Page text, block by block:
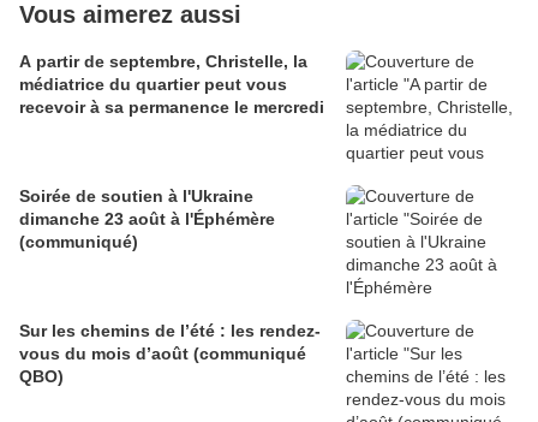
Vous aimerez aussi
A partir de septembre, Christelle, la
médiatrice du quartier peut vous
recevoir à sa permanence le mercredi
Soirée de soutien à l'Ukraine
dimanche 23 août à l'Éphémère
(communiqué)
Sur les chemins de l’été : les rendez-
vous du mois d’août (communiqué
QBO)